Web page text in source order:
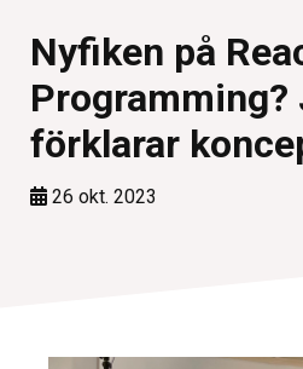
Nyfiken på
Programming?
förklarar
26 okt. 2023